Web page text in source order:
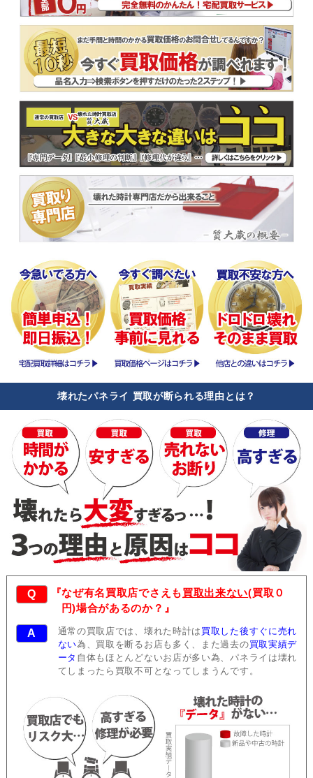
壊れたパネライ 買取が断られる理由とは？
Q 『なぜ有名買取店でさえも買取出来ない(買取０
円)場合があるのか？』
A 通常の買取店では、壊れた時計は 買取した後すぐに売れ
ない為、買取を断るお店も多く、また過去の買取実績デ
ータ 自体もほとんどないお店が多い為、パネライは壊れ
てしまったら買取不可となってしまうんです。